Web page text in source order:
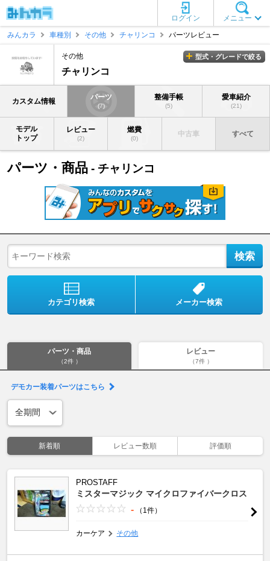
メニュー
ログイン
みんカラ
車種別 その他 チャリンコ パーツレビュー
その他
チャリンコ
型式・グレードで絞る
カスタム情報 パーツ
(7)
整備手帳
(5)
愛車紹介
(21)
モデル
トップ
レビュー
(2)
燃費
(0)
中古車 すべて
パーツ・商品 - チャリンコ
カテゴリ検索 メーカー検索
パーツ・商品
（2件 ）
レビュー
（7件 ）
デモカー装着パーツはこちら
新着順 レビュー数順 評価順
PROSTAFF
ミスターマジック マイクロファイバークロス
- （1件）
カーケア その他